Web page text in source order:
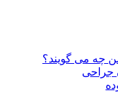
چه می گویند؟
جراحی